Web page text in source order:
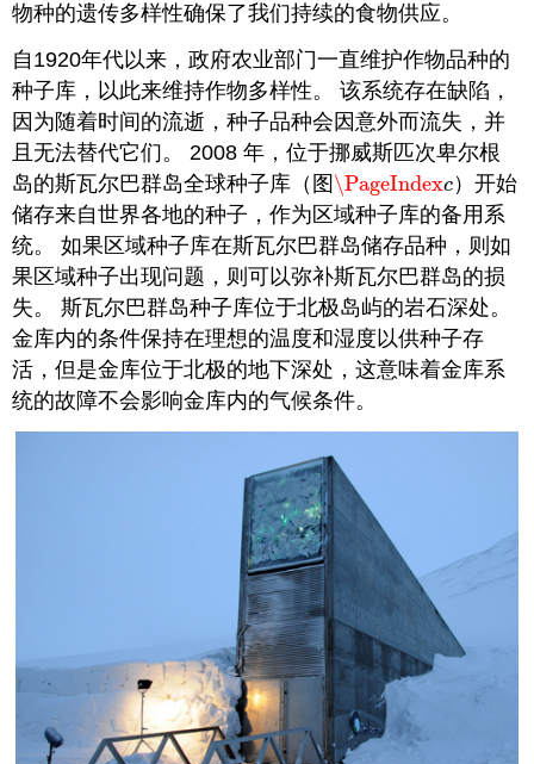
物种的遗传多样性确保了我们持续的食物供应。
自1920年代以来，政府农业部门一直维护作物品种的
种子库，以此来维持作物多样性。 该系统存在缺陷，
因为随着时间的流逝，种子品种会因意外而流失，并
且无法替代它们。 2008 年，位于挪威斯匹次卑尔根
岛的斯瓦尔巴群岛全球种子库（图 \PageIndexc
\PageIndexc）开始
储存来自世界各地的种子，作为区域种子库的备用系
统。 如果区域种子库在斯瓦尔巴群岛储存品种，则如
果区域种子出现问题，则可以弥补斯瓦尔巴群岛的损
失。 斯瓦尔巴群岛种子库位于北极岛屿的岩石深处。
金库内的条件保持在理想的温度和湿度以供种子存
活，但是金库位于北极的地下深处，这意味着金库系
统的故障不会影响金库内的气候条件。